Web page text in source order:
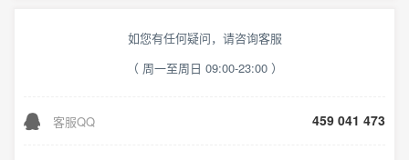
如您有任何疑问，请咨询客服
（ 周一至周日 09:00-23:00 ）
客服QQ 459 041 473